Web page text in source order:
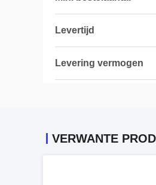
Levertijd
Levering vermogen